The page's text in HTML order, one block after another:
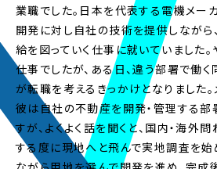
2026.3.6
社員インタビューページ
2026.2.20
社員インタビューページ
2026.2.6
社員インタビューペー
業職でした。日本を代表する電機メー
開発に対し自社の技術を提供しながら
給を図っていく仕事に就いていました
仕事でしたが、ある日、違う部署で働
が転職を考えるきっかけとなりました。
彼は自社の不動産を開発・管理する部
すが、よくよく話を聞くと、国内・海外
する度に現地へと飛んで実地調査を始